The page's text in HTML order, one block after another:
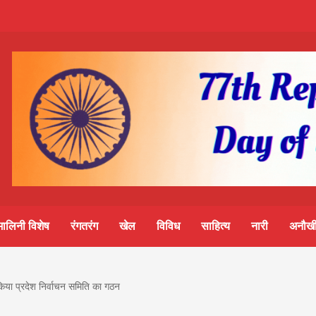
विशेष रंगतरंग खेल विविध साहित्य नारी
प्रदेश निर्वाचन समिति का गठन